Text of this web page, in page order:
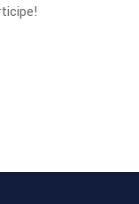
da Secretaria de